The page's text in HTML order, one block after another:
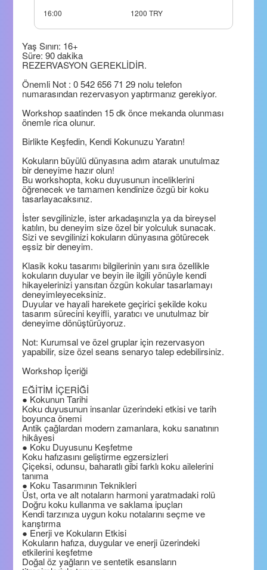
16:00 1200 TRY
Yaş Sınırı: 16+
Süre: 90 dakika
REZERVASYON GEREKLİDİR.
Önemli Not : 0 542 656 71 29 nolu telefon
numarasından rezervasyon yaptırmanız gerekiyor.
Workshop saatinden 15 dk önce mekanda olunması
önemle rica olunur.
Birlikte Keşfedin, Kendi Kokunuzu Yaratın!
Kokuların büyülü dünyasına adım atarak unutulmaz
bir deneyime hazır olun!
Bu workshopta, koku duyusunun inceliklerini
öğrenecek ve tamamen kendinize özgü bir koku
tasarlayacaksınız.
İster sevgilinizle, ister arkadaşınızla ya da bireysel
katılın, bu deneyim size özel bir yolculuk sunacak.
Sizi ve sevgilinizi kokuların dünyasına götürecek
eşsiz bir deneyim.
Klasik koku tasarımı bilgilerinin yanı sıra özellikle
kokuların duyular ve beyin ile ilgili yönüyle kendi
hikayelerinizi yansıtan özgün kokular tasarlamayı
deneyimleyeceksiniz.
Duyular ve hayali harekete geçirici şekilde koku
tasarım sürecini keyifli, yaratıcı ve unutulmaz bir
deneyime dönüştürüyoruz.
Not: Kurumsal ve özel gruplar için rezervasyon
yapabilir, size özel seans senaryo talep edebilirsiniz.
Workshop İçeriği
EĞİTİM İÇERİĞİ
● Kokunun Tarihi
Koku duyusunun insanlar üzerindeki etkisi ve tarih
boyunca önemi
Antik çağlardan modern zamanlara, koku sanatının
hikâyesi
● Koku Duyusunu Keşfetme
Koku hafızasını geliştirme egzersizleri
Çiçeksi, odunsu, baharatlı gibi farklı koku ailelerini
tanıma
● Koku Tasarımının Teknikleri
Üst, orta ve alt notaların harmoni yaratmadaki rolü
Doğru koku kullanma ve saklama ipuçları
Kendi tarzınıza uygun koku notalarını seçme ve
karıştırma
● Enerji ve Kokuların Etkisi
Kokuların hafıza, duygular ve enerji üzerindeki
etkilerini keşfetme
Doğal öz yağların ve sentetik esansların